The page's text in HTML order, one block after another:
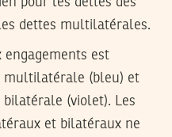
dettes multilatérales.
engagements est
multilatérale (bleu) et
(violet). Les
et bilatéraux ne